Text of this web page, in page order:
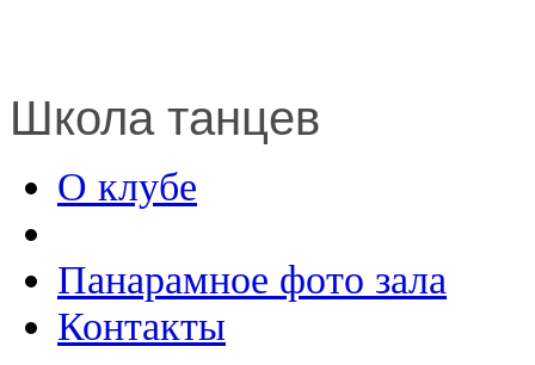
Школа танцев
О клубе
Панарамное фото зала
Контакты